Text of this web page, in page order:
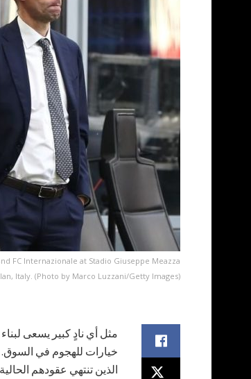
FC Internazionale at Stadio Giuseppe Meazza
Italy. (Photo by Marco Luzzani/Getty Images)
مثل أي نادٍ كبير يسعى
خيارات للهجوم في السوق.
الذين تنتهي عقودهم